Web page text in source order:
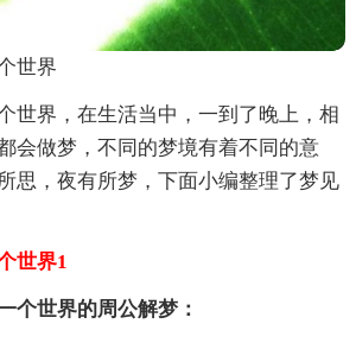
世界
世界，在生活当中，一到了晚上，相
会做梦，不同的梦境有着不同的意
思，夜有所梦，下面小编整理了梦见
世界1
个世界的周公解梦：